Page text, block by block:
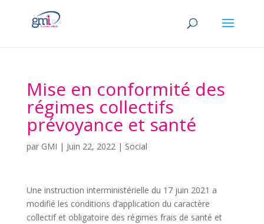
Mise en conformité des
régimes collectifs
prévoyance et santé
par GMI | Juin 22, 2022| Social
Une instruction interministérielle du 17 juin 2021 a
modifié les conditions d’application du caractère
collectif et obligatoire des régimes frais de santé et